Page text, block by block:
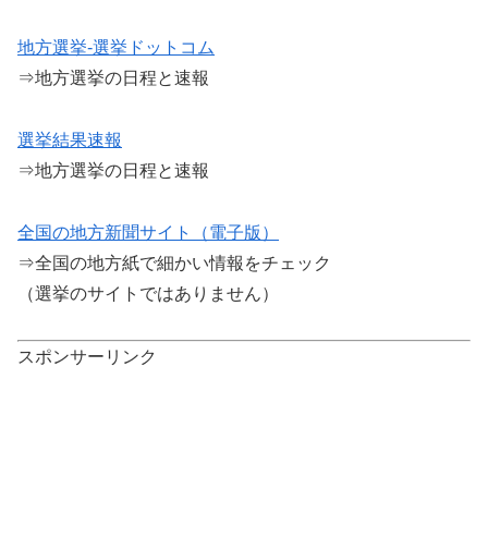
地方選挙-選挙ドットコム
⇒地方選挙の日程と速報
選挙結果速報
⇒地方選挙の日程と速報
全国の地方新聞サイト（電子版）
⇒全国の地方紙で細かい情報をチェック
（選挙のサイトではありません）
スポンサーリンク